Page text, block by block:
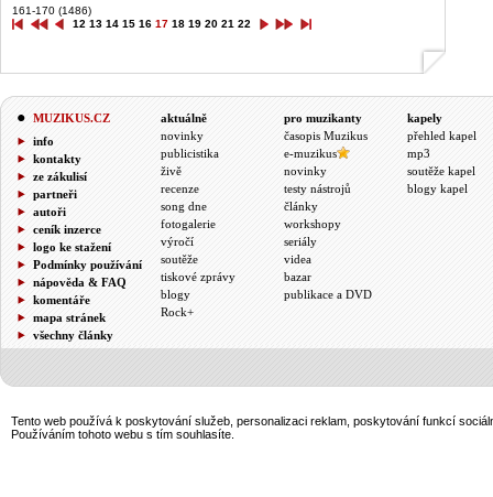
161-170 (1486)
12 13 14 15 16 17 18 19 20 21 22
MUZIKUS.CZ
info
kontakty
ze zákulisí
partneři
autoři
ceník inzerce
logo ke stažení
Podmínky používání
nápověda & FAQ
komentáře
mapa stránek
všechny články
aktuálně
novinky
publicistika
živě
recenze
song dne
fotogalerie
výročí
soutěže
tiskové zprávy
blogy
Rock+
pro muzikanty
časopis Muzikus
e-muzikus
novinky
testy nástrojů
články
workshopy
seriály
videa
bazar
publikace a DVD
kapely
přehled kapel
mp3
soutěže kapel
blogy kapel
Tento web používá k poskytování služeb, personalizaci reklam, poskytování funkcí
Používáním tohoto webu s tím souhlasíte.